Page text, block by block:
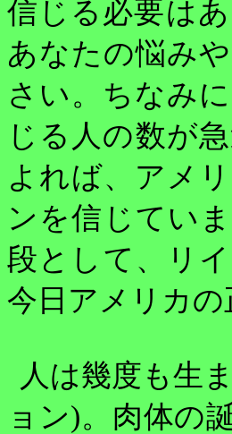
信じる必要は
あなたの悩み
さい。ちなみ
じる人の数が
よれば、アメ
ンを信じてい
段として、リ
今日アメリカ
人は幾度も生
ョン)。肉体の